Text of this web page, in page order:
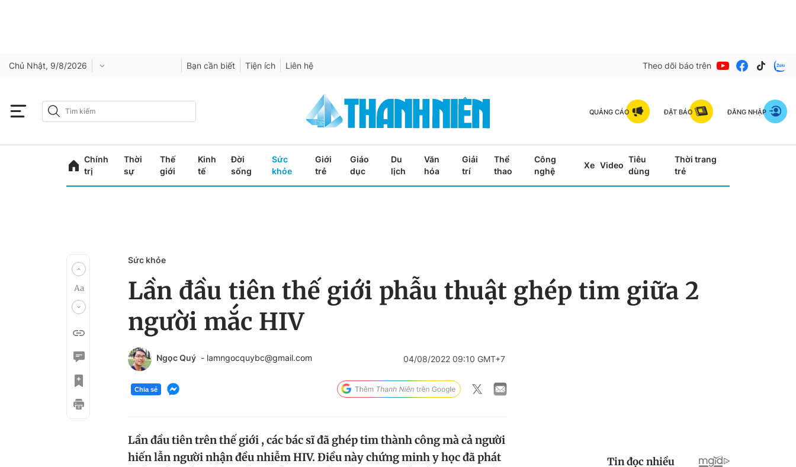
Chủ Nhật, 9/8/2026 Bạn cần biết Tiện ích Liên hệ Theo dõi báo trên
QUẢNG CÁO ĐẶT BÁO ĐĂNG NHẬP
Chính
trị
Thời
sự
Thế
giới
Kinh
tế
Đời
sống
Sức
khỏe
Giới
trẻ
Giáo
dục
Du
lịch
Văn
hóa
Giải
trí
Thể
thao
Công
nghệ
Xe Video
Tiêu
dùng
Thời trang
trẻ
Sức khỏe
Lần đầu tiên thế giới phẫu thuật ghép tim giữa 2
người mắc HIV
Ngọc Quý - lamngocquybc@gmail.com 04/08/2022 09:10 GMT+7
Chia sẻ
Lần đầu tiên trên thế giới , các bác sĩ đã ghép tim thành công mà cả người
hiến lẫn người nhận đều nhiễm HIV. Điều này chứng minh y học đã phát